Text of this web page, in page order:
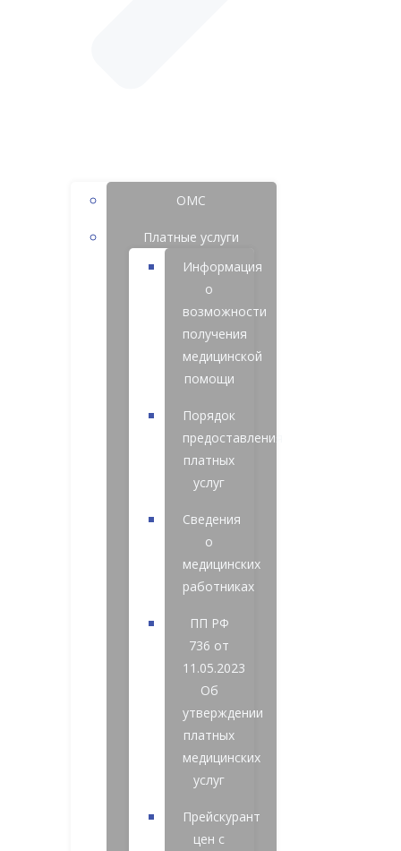
ОМС
Платные услуги
Информация
о
возможности
получения
медицинской
помощи
Порядок
предоставления
платных
услуг
Сведения
о
медицинских
работниках
ПП РФ
736 от
11.05.2023
Об
утверждении
платных
медицинских
услуг
Прейскурант
цен с